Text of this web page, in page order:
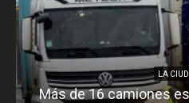
LA
Más de 16 camiones